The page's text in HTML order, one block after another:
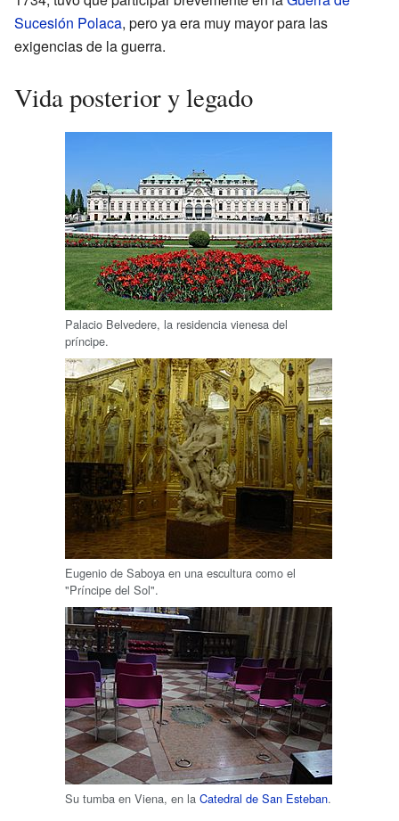
Sucesión Polaca, pero ya era muy mayor para las
exigencias de la guerra.
Vida posterior y legado
Palacio Belvedere, la residencia vienesa del
príncipe.
Eugenio de Saboya en una escultura como el
"Príncipe del Sol".
Su tumba en Viena, en la Catedral de San Esteban.